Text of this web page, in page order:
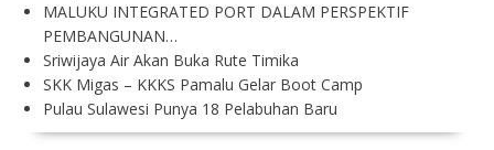
MALUKU INTEGRATED PORT DALAM PERSPEKTIF
PEMBANGUNAN…
Sriwijaya Air Akan Buka Rute Timika
SKK Migas – KKKS Pamalu Gelar Boot Camp
Pulau Sulawesi Punya 18 Pelabuhan Baru